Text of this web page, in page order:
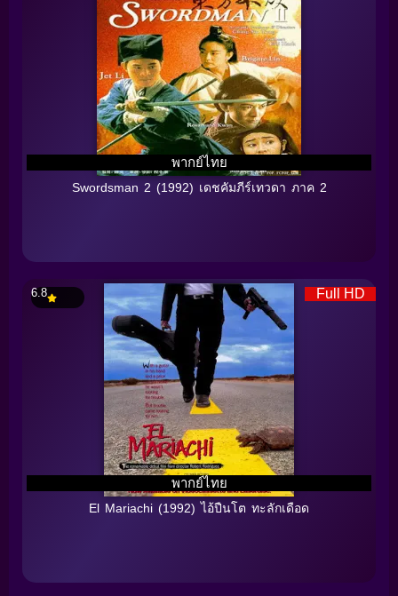
พากย์ไทย
Swordsman 2 (1992) เดชคัมภีร์เทวดา ภาค 2
Full HD
พากย์ไทย
6.8
El Mariachi (1992) ไอ้ปืนโต ทะลักเดือด